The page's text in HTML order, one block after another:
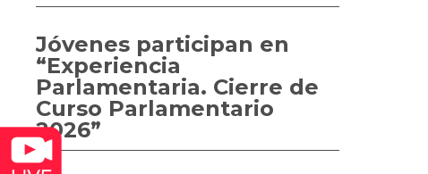
Jóvenes participan en
“Experiencia
Parlamentaria. Cierre de
Curso Parlamentario
2026”